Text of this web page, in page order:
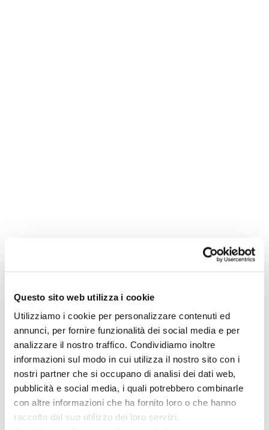
Questo sito web utilizza i cookie
Utilizziamo i cookie per personalizzare contenuti ed
annunci, per fornire funzionalità dei social media e per
analizzare il nostro traffico. Condividiamo inoltre
informazioni sul modo in cui utilizza il nostro sito con i
nostri partner che si occupano di analisi dei dati web,
pubblicità e social media, i quali potrebbero combinarle
con altre informazioni che ha fornito loro o che hanno
raccolto dal suo utilizzo dei loro servizi.